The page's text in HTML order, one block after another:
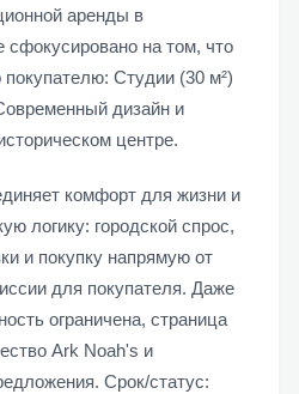
аренды в
на том, что
Студии (30 м²)
дизайн и
центре.
комфорт для жизни и
логику: городской спрос,
и покупку напрямую от
для покупателя. Даже
ограничена, страница
Ark Noah's и
Срок/статус: